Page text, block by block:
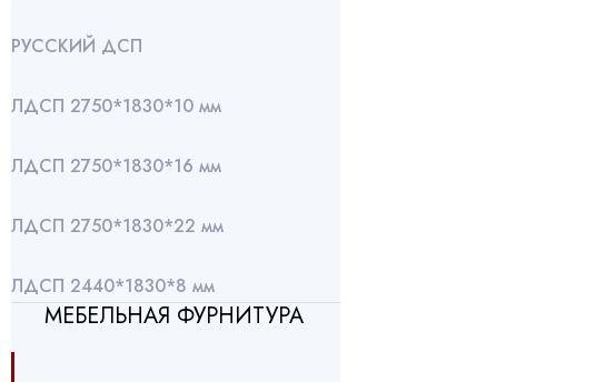
РУССКИЙ ДСП
ЛДСП 2750*1830*10 мм
ЛДСП 2750*1830*16 мм
ЛДСП 2750*1830*22 мм
ЛДСП 2440*1830*8 мм
МЕБЕЛЬНАЯ ФУРНИТУРА